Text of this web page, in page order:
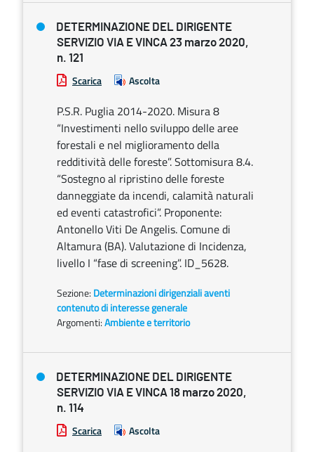
DETERMINAZIONE DEL DIRIGENTE
SERVIZIO VIA E VINCA 23 marzo 2020,
n. 121
Scarica Ascolta
P.S.R. Puglia 2014-2020. Misura 8
“Investimenti nello sviluppo delle aree
forestali e nel miglioramento della
redditività delle foreste”. Sottomisura 8.4.
“Sostegno al ripristino delle foreste
danneggiate da incendi, calamità naturali
ed eventi catastrofici”. Proponente:
Antonello Viti De Angelis. Comune di
Altamura (BA). Valutazione di Incidenza,
livello I “fase di screening”. ID_5628.
Sezione: Determinazioni dirigenziali aventi
contenuto di interesse generale
Argomenti:Ambiente e territorio
DETERMINAZIONE DEL DIRIGENTE
SERVIZIO VIA E VINCA 18 marzo 2020,
n. 114
Scarica Ascolta